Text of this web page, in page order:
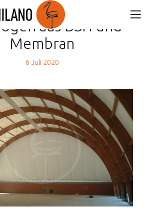
aus BSH und
Membran
6 Juli 2020